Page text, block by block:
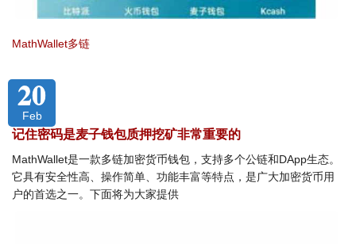
MathWallet多链
20
Feb
记住密码是麦子钱包质押挖矿非常重要的
MathWallet是一款多链加密货币钱包，支持多个公链和DApp生态。
它具有安全性高、操作简单、功能丰富等特点，是广大加密货币用
户的首选之一。下面将为大家提供